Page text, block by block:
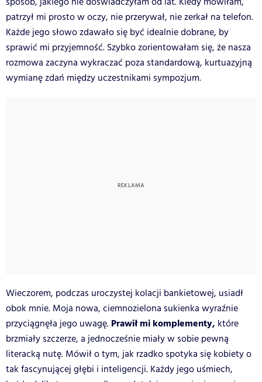
patrzył mi prosto w oczy, nie przerywał, nie zerkał na telefon.
Każde jego słowo zdawało się być idealnie dobrane, by
sprawić mi przyjemność. Szybko zorientowałam się, że nasza
rozmowa zaczyna wykraczać poza standardową, kurtuazyjną
wymianę zdań między uczestnikami sympozjum.
Wieczorem, podczas uroczystej kolacji bankietowej, usiadł
obok mnie. Moja nowa, ciemnozielona sukienka wyraźnie
przyciągnęła jego uwagę. Prawił mi komplementy, które
brzmiały szczerze, a jednocześnie miały w sobie pewną
literacką nutę. Mówił o tym, jak rzadko spotyka się kobiety o
tak fascynującej głębi i inteligencji. Każdy jego uśmiech,